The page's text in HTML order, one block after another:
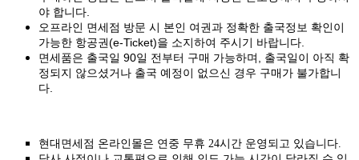
야 합니다.
오프라인 면세점 방문 시 본인 여권과 정확한 출국정보 확인이
가능한 항공권(e-Ticket)을 소지하여 주시기 바랍니다.
면세품은 출국일 90일 전부터 구매 가능하며, 출국일이 아직 확
정되지 않으셨거나 출국 예정이 없으신 경우 구매가 불가합니
다.
현대면세점 온라인몰은 연중 무휴 24시간 운영되고 있습니다.